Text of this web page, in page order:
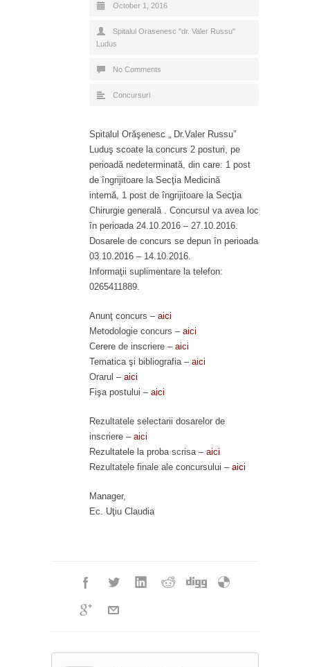
October 1, 2016
Spitalul Orasenesc "dr. Valer Russu"
Ludus
No Comments
Concursuri
Spitalul Orăşenesc „ Dr.Valer Russu”
Luduş scoate la concurs 2 posturi, pe
perioadă nedeterminată, din care: 1 post
de îngrijitoare la Secţia Medicină
internă, 1 post de îngrijitoare la Secţia
Chirurgie generală . Concursul va avea loc
în perioada 24.10.2016 – 27.10.2016.
Dosarele de concurs se depun în perioada
03.10.2016 – 14.10.2016.
Informaţii suplimentare la telefon:
0265411889.
Anunţ concurs – aici
Metodologie concurs – aici
Cerere de inscriere – aici
Tematica şi bibliografia – aici
Orarul – aici
Fişa postului – aici
Rezultatele selectarii dosarelor de
inscriere – aici
Rezultatele la proba scrisa – aici
Rezultatele finale ale concursului – aici
Manager,
Ec. Uţiu Claudia